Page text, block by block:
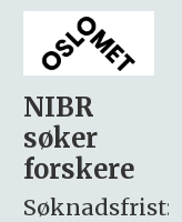
Rektor
Søknadsfrist:
15.09.2026